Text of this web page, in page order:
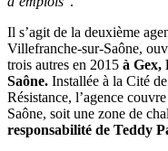
Il s’agit de la deuxième
Villefranche-sur-Saône,
trois autres en 2015 à Gex,
Saône. Installée à la Cité
Résistance, l’agence
Saône, soit une zone de
responsabilité de Teddy